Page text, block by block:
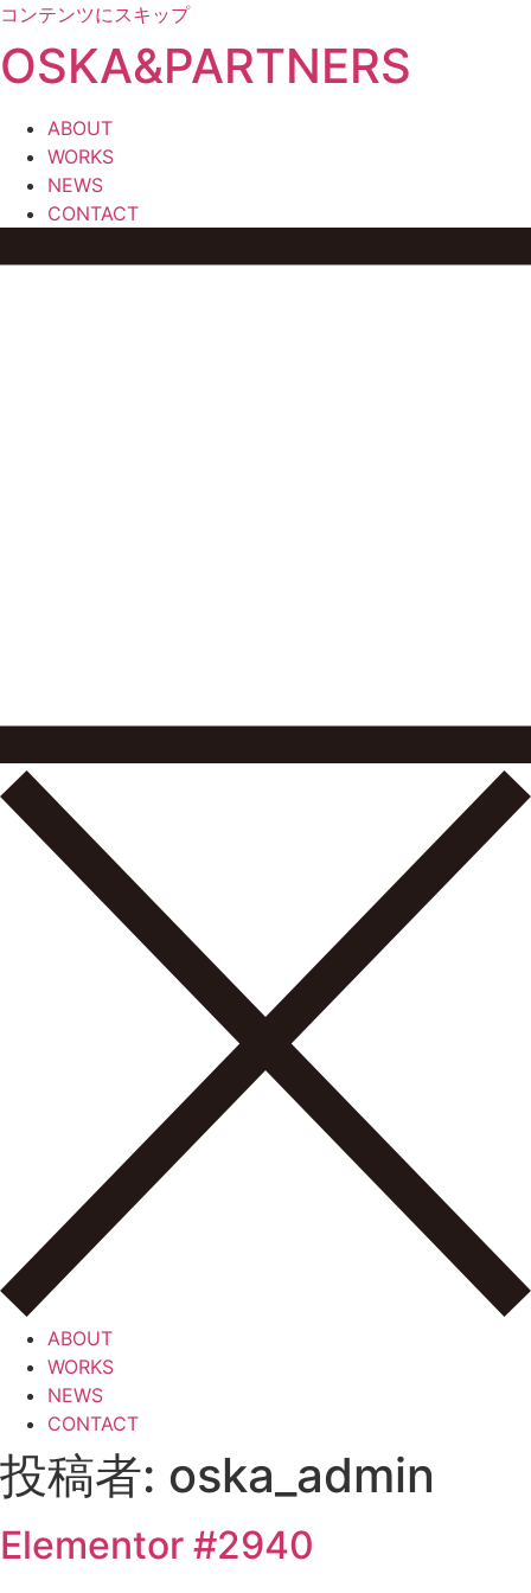
コンテンツにスキップ
OSKA&PARTNERS
ABOUT
WORKS
NEWS
CONTACT
ABOUT
WORKS
NEWS
CONTACT
投稿者: oska_admin
Elementor #2940